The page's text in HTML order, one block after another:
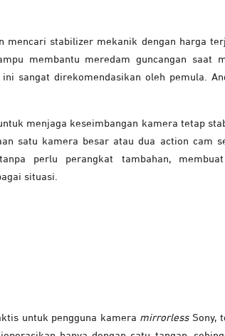
mencari stabilizer mekanik dengan harga
membantu meredam guncangan saat
sangat direkomendasikan oleh pemula.
menjaga keseimbangan kamera tetap
satu kamera besar atau dua action cam
perlu perangkat tambahan,
situasi.
untuk pengguna kamera mirrorlessSony,